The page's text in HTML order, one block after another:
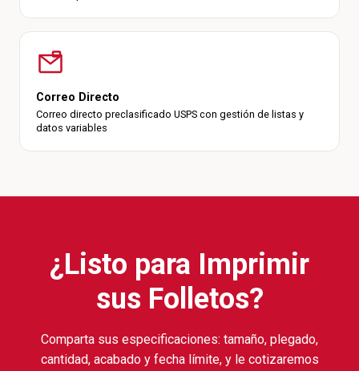
Correo Directo
Correo directo preclasificado USPS con gestión de listas y
datos variables
¿Listo para Imprimir
sus Folletos?
Comparta sus especificaciones: tamaño, plegado,
cantidad, acabado y fecha límite, y le cotizaremos